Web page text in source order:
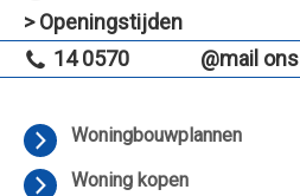
> Openingstijden
14 0570
@mail ons
Woningbouwplannen
Woning kopen